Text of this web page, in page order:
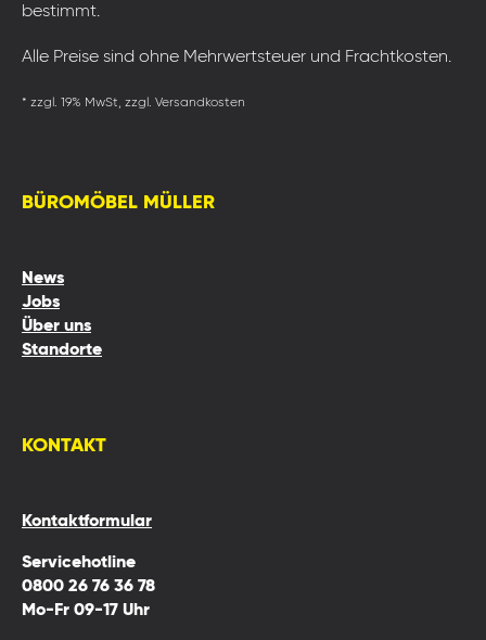
bestimmt.
Alle Preise sind ohne Mehrwertsteuer und Frachtkosten.
* zzgl. 19% MwSt, zzgl. Versandkosten
BÜROMÖBEL MÜLLER
News
Jobs
Über uns
Standorte
KONTAKT
Kontaktformular
Servicehotline
0800 26 76 36 78
Mo-Fr 09-17 Uhr